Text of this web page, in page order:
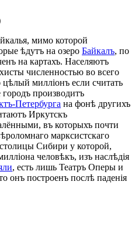
мимо которой
ѣдутъ на озеро Байкалъ, по
на картахъ. Населяютъ
численностью во всего
милліонъ если считать
производитъ
Петербурга на фонѣ другихъ
Иркутскъ
въ которыхъ почти
марксистскаго
Сибири у которой,
человѣкъ, изъ наслѣдія
, есть лишь Театръ Оперы и
онъ построенъ послѣ паденія